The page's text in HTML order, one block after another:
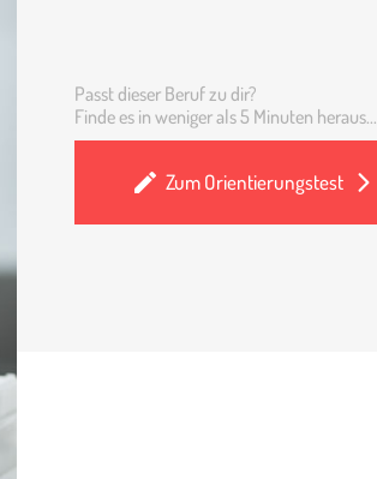
Passt dieser Beruf zu dir?
Finde es in weniger als 5 Minuten heraus...
Zum Orientierungstest